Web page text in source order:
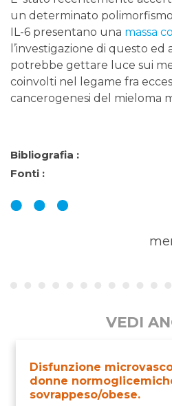
un determinato
IL-6 presentano una massa
l’investigazione di questo
potrebbe gettare luce sui
coinvolti nel legame fra
cancerogenesi del mieloma
Bibliografia :
Fonti :
VEDI
Disfunzione
donne
sovrappeso/obese.